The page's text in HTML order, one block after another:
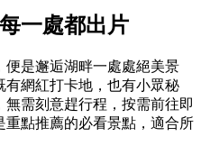
一處都出片
便是邂逅湖畔一處處絕美景
網紅打卡地，也有小眾秘
需刻意趕行程，按需前往即
點推薦的必看景點，適合所